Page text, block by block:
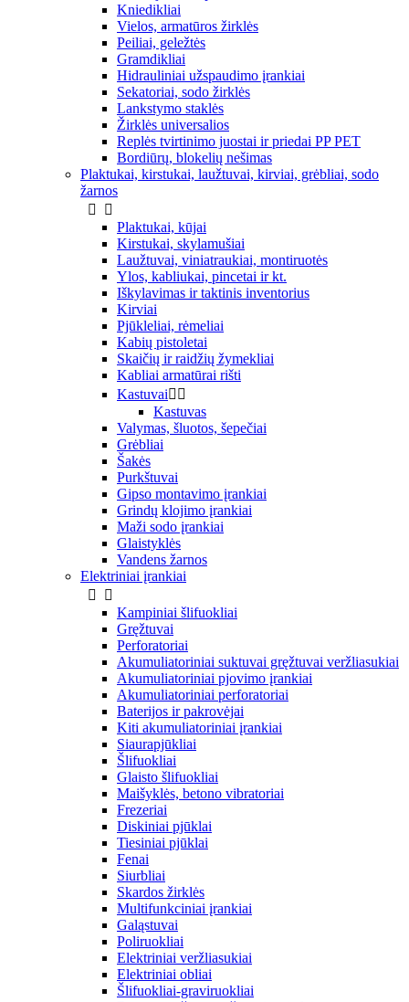
Kniedikliai
Vielos, armatūros žirklės
Peiliai, geležtės
Gramdikliai
Hidrauliniai užspaudimo įrankiai
Sekatoriai, sodo žirklės
Lankstymo staklės
Žirklės universalios
Replės tvirtinimo juostai ir priedai PP PET
Bordiūrų, blokelių nešimas
Plaktukai, kirstukai, laužtuvai, kirviai, grėbliai, sodo
žarnos


Plaktukai, kūjai
Kirstukai, skylamušiai
Laužtuvai, viniatraukiai, montiruotės
Ylos, kabliukai, pincetai ir kt.
Iškylavimas ir taktinis inventorius
Kirviai
Pjūkleliai, rėmeliai
Kabių pistoletai
Skaičių ir raidžių žymekliai
Kabliai armatūrai rišti
Kastuvai 
Kastuvas
Valymas, šluotos, šepečiai
Grėbliai
Šakės
Purkštuvai
Gipso montavimo įrankiai
Grindų klojimo įrankiai
Maži sodo įrankiai
Glaistyklės
Vandens žarnos
Elektriniai įrankiai


Kampiniai šlifuokliai
Gręžtuvai
Perforatoriai
Akumuliatoriniai suktuvai gręžtuvai veržliasukiai
Akumuliatoriniai pjovimo įrankiai
Akumuliatoriniai perforatoriai
Baterijos ir pakrovėjai
Kiti akumuliatoriniai įrankiai
Siaurapjūkliai
Šlifuokliai
Glaisto šlifuokliai
Maišyklės, betono vibratoriai
Frezeriai
Diskiniai pjūklai
Tiesiniai pjūklai
Fenai
Siurbliai
Skardos žirklės
Multifunkciniai įrankiai
Galąstuvai
Poliruokliai
Elektriniai veržliasukiai
Elektriniai obliai
Šlifuokliai-graviruokliai